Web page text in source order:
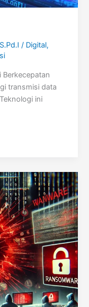
/ Digital,
Berkecepatan
transmisi data
ini